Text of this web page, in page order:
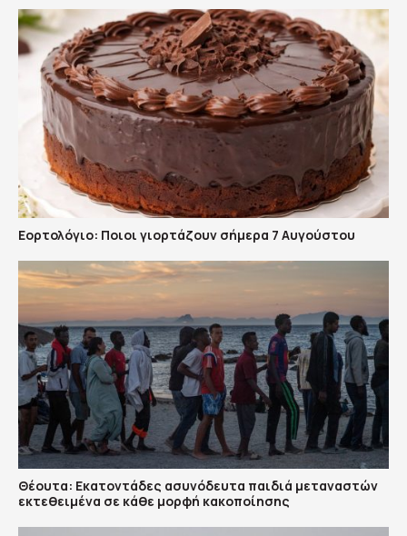
Εορτολόγιο: Ποιοι γιορτάζουν σήμερα 7 Αυγούστου
Θέουτα: Εκατοντάδες ασυνόδευτα παιδιά μεταναστών
εκτεθειμένα σε κάθε μορφή κακοποίησης